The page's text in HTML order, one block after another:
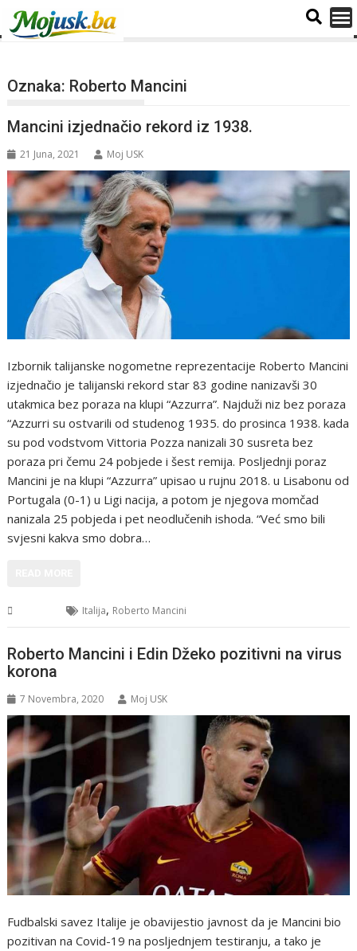
Oznaka: Roberto Mancini
Mancini izjednačio rekord iz 1938.
21 Juna, 2021 Moj USK
Izbornik talijanske nogometne reprezentacije Roberto Mancini
izjednačio je talijanski rekord star 83 godine nanizavši 30
utakmica bez poraza na klupi “Azzurra”. Najduži niz bez poraza
“Azzurri su ostvarili od studenog 1935. do prosinca 1938. kada
su pod vodstvom Vittoria Pozza nanizali 30 susreta bez
poraza pri čemu 24 pobjede i šest remija. Posljednji poraz
Mancini je na klupi “Azzurra” upisao u rujnu 2018. u Lisabonu od
Portugala (0-1) u Ligi nacija, a potom je njegova momčad
nanizala 25 pobjeda i pet neodlučenih ishoda. “Već smo bili
svjesni kakva smo dobra…
Italija, Roberto Mancini
Roberto Mancini i Edin Džeko pozitivni na virus
korona
7 Novembra, 2020 Moj USK
Fudbalski savez Italije je obavijestio javnost da je Mancini bio
pozitivan na Covid-19 na posljednjem testiranju, a tako je